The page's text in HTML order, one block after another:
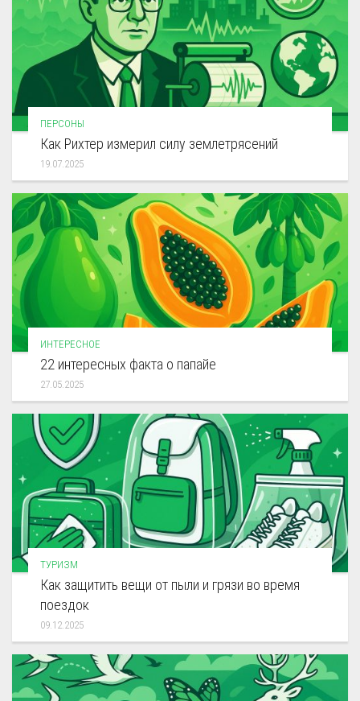
ПЕРСОНЫ
Как Рихтер измерил силу землетрясений
19.07.2025
ИНТЕРЕСНОЕ
22 интересных факта о папайе
27.05.2025
ТУРИЗМ
Как защитить вещи от пыли и грязи во время
поездок
09.12.2025